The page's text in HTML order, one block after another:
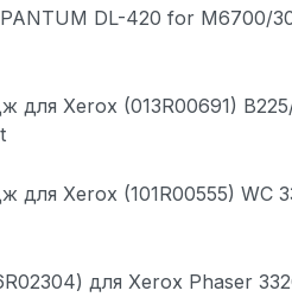
DL-420 for M6700/
для Xerox (013R00691)
для Xerox (101R00555) WC
для Xerox Phaser